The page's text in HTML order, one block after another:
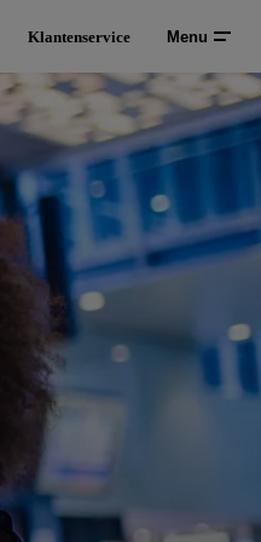
Klantenservice Menu